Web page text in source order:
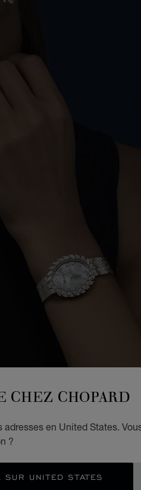
CHEZ CHOPARD
adresses en United States.
?
UNITED STATES